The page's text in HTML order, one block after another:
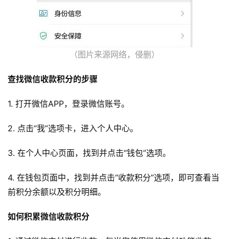
（图片来源网络，侵删）
查找微信收款积分的步骤
1. 打开微信APP，登录微信账号。
2. 点击“我”选项卡，进入个人中心。
3. 在个人中心页面，找到并点击“钱包”选项。
4. 在钱包页面中，找到并点击“收款积分”选项，即可查看当
前积分余额以及积分明细。
如何积累微信收款积分